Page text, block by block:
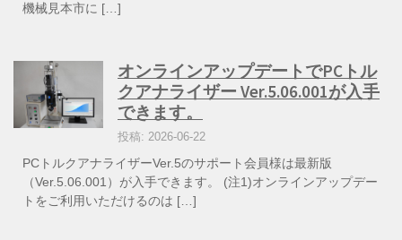
機械見本市に […]
オンラインアップデートでPCトル
クアナライザー Ver.5.06.001が入手
できます。
投稿: 2026-06-22
PCトルクアナライザーVer.5のサポート会員様は最新版
（Ver.5.06.001）が入手できます。 (注1)オンラインアップデー
トをご利用いただけるのは […]